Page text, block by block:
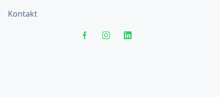
Kontakt